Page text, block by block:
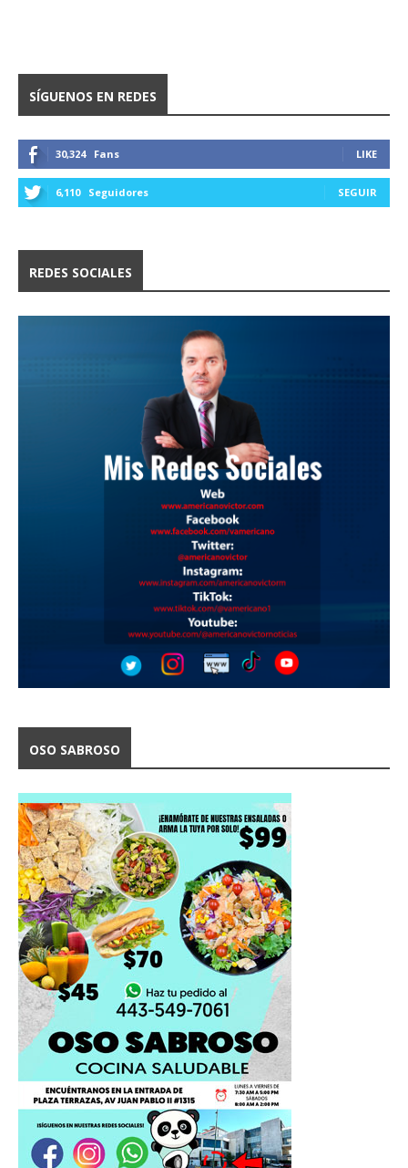
SÍGUENOS EN REDES
30,324 Fans LIKE
6,110 Seguidores SEGUIR
REDES SOCIALES
OSO SABROSO